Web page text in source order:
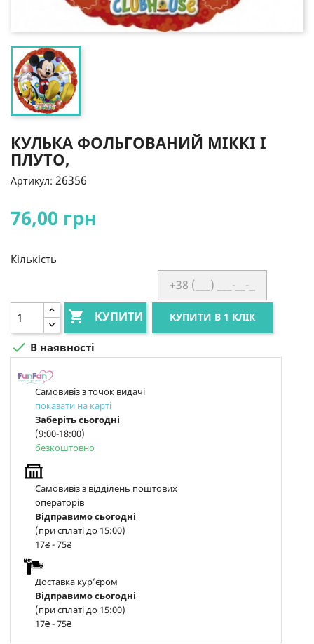
КУЛЬКА ФОЛЬГОВАНИЙ МІККІ І
ПЛУТО,
Артикул: 26356
76,00 грн
Кількість
 КУПИТИ КУПИТИ В 1 КЛІК
 В наявності
Самовивіз з точок видачі
показати на карті
Заберіть сьогодні
(9:00-18:00)
безкоштовно
Самовивіз з відділень поштових
операторів
Відправимо сьогодні
(при сплаті до 15:00)
17₴ - 75₴
Доставка курʼєром
Відправимо сьогодні
(при сплаті до 15:00)
17₴ - 75₴